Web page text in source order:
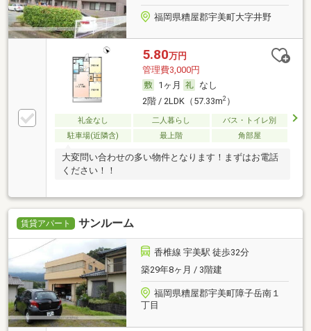
福岡県糟屋郡宇美町大字井野
5.80万円
管理費3,000円
1ヶ月
なし
2階 / 2LDK（57.33m2）
礼金なし 二人暮らし
バス・トイレ別
駐車場(近隣含)
最上階 角部屋
大変問い合わせの多い物件となります！まずはお電話
ください！！
賃貸アパート サンルーム
香椎線 宇美駅 徒歩32分
築29年8ヶ月 / 3階建
福岡県糟屋郡宇美町障子岳南１
丁目